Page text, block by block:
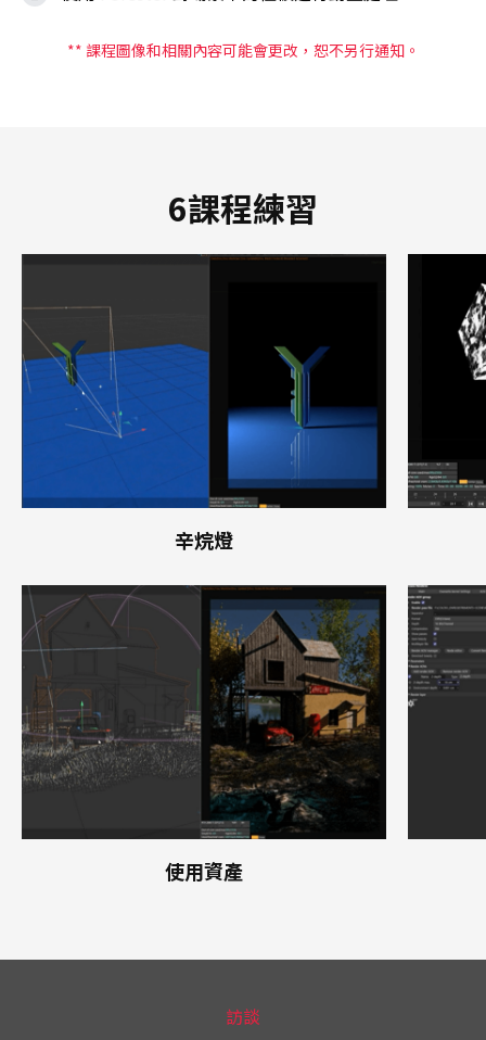
** 課程圖像和相關內容可能會更改，恕不另行通知。
6課程練習
辛烷燈
使用資產
訪談